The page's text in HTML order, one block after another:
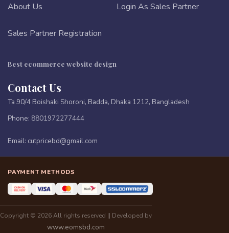
About Us Login As Sales Partner
Sales Partner Registration
Best ecommerce website design
Contact Us
Ta 90/4 Boishaki Shoroni, Badda, Dhaka 1212, Bangladesh
Phone: 8801972277444
Email: cutpricebd@gmail.com
PAYMENT METHODS
Copyright © 2026 All rights reserved || Developed by
www.eomsbd.com